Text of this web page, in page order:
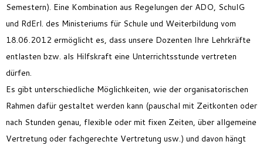
Semestern). Eine Kombination aus Regelungen der ADO, SchulG
und RdErl. des Ministeriums für Schule und Weiterbildung vom
18.06.2012 ermöglicht es, dass unsere Dozenten Ihre Lehrkräfte
entlasten bzw. als Hilfskraft eine Unterrichtsstunde vertreten
dürfen.
Es gibt unterschiedliche Möglichkeiten, wie der organisatorischen
Rahmen dafür gestaltet werden kann (pauschal mit Zeitkonten oder
nach Stunden genau, flexible oder mit fixen Zeiten, über allgemeine
Vertretung oder fachgerechte Vertretung usw.) und davon hängt